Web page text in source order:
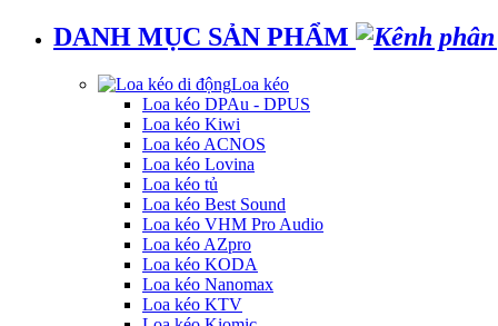
DANH MỤC SẢN PHẨM
Loa kéo
Loa kéo DPAu - DPUS
Loa kéo Kiwi
Loa kéo ACNOS
Loa kéo Lovina
Loa kéo tủ
Loa kéo Best Sound
Loa kéo VHM Pro Audio
Loa kéo AZpro
Loa kéo KODA
Loa kéo Nanomax
Loa kéo KTV